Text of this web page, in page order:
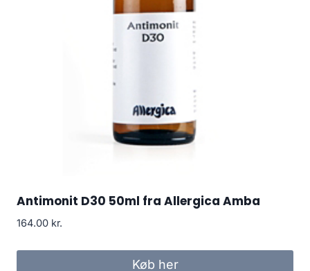
Antimonit D30 50ml fra Allergica Amba
164.00 kr.
Køb her